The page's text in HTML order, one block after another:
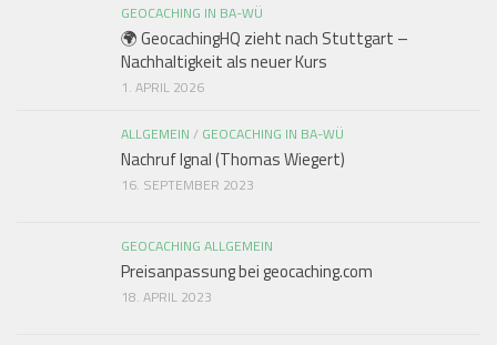
GEOCACHING IN BA-WÜ
🌍 GeocachingHQ zieht nach Stuttgart –
Nachhaltigkeit als neuer Kurs
1. APRIL 2026
ALLGEMEIN / GEOCACHING IN BA-WÜ
Nachruf Ignal (Thomas Wiegert)
16. SEPTEMBER 2023
GEOCACHING ALLGEMEIN
Preisanpassung bei geocaching.com
18. APRIL 2023